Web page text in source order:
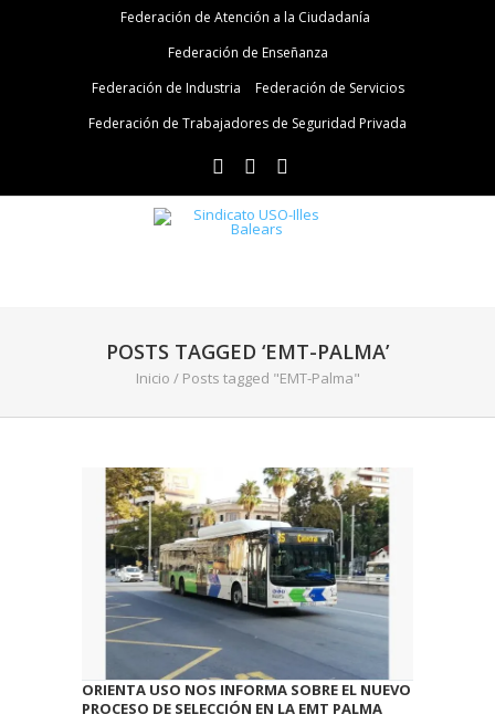
Federación de Atención a la Ciudadanía
Federación de Enseñanza
Federación de Industria
Federación de Servicios
Federación de Trabajadores de Seguridad Privada
POSTS TAGGED ‘EMT-PALMA’
Inicio / Posts tagged "EMT-Palma"
ORIENTA USO NOS INFORMA SOBRE EL NUEVO
PROCESO DE SELECCIÓN EN LA EMT PALMA